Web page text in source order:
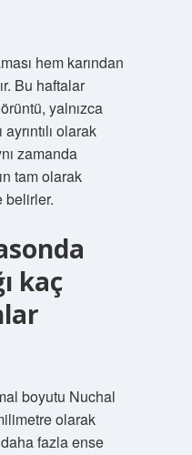
hem karından
Bu haftalar
yalnızca
olarak
zamanda
tam olarak
belirler.
kaç
boyutu Nuchal
olarak
fazla ense